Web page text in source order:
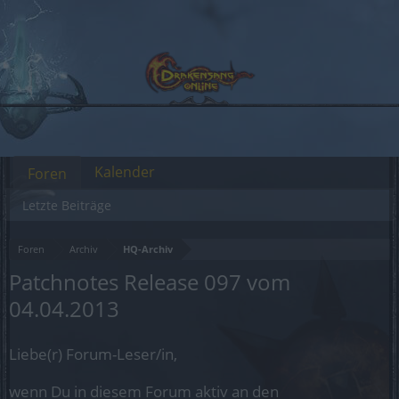
Foren Archiv HQ-Archiv
Patchnotes Release 097 vom
04.04.2013
Liebe(r) Forum-Leser/in,
wenn Du in diesem Forum aktiv an den
Foren
Letzte Beiträge
Kalender